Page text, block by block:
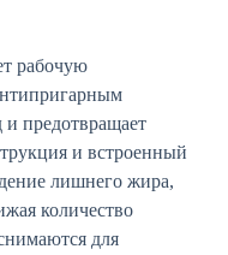
рабочую
и предотвращает
и встроенный
лишнего жира,
количество
для